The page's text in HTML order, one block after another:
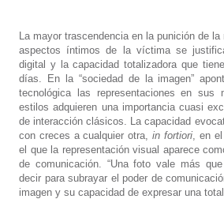
La mayor trascendencia en la punición de
aspectos íntimos de la víctima se
digital y la capacidad totalizadora que
días. En la “sociedad de la imagen”
tecnológica las representaciones en sus
estilos adquieren una importancia cuasi
de interacción clásicos. La capacidad
con creces a cualquier otra,in fortiori, en el
el que la representación visual aparece
de comunicación. “Una foto vale más
decir para subrayar el poder de
imagen y su capacidad de expresar una